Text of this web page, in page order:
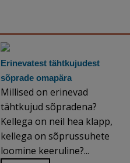
Erinevatest tähtkujudest
sõprade omapära
Millised on erinevad
tähtkujud sõpradena?
Kellega on neil hea klapp,
kellega on sõprussuhete
loomine keeruline?...